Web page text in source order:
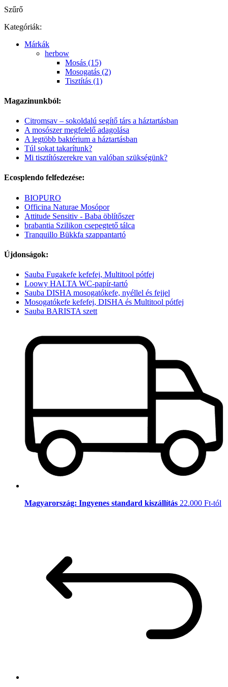
Szűrő
Kategóriák:
Márkák
herbow
Mosás (15)
Mosogatás (2)
Tisztítás (1)
Magazinunkból:
Citromsav – sokoldalú segítő társ a háztartásban
A mosószer megfelelő adagolása
A legtöbb baktérium a háztartásban
Túl sokat takarítunk?
Mi tisztítószerekre van valóban szükségünk?
Ecosplendo felfedezése:
BIOPURO
Officina Naturae Mosópor
Attitude Sensitiv - Baba öblítőszer
brabantia Szilikon csepegtető tálca
Tranquillo Bükkfa szappantartó
Újdonságok:
Sauba Fugakefe kefefej, Multitool pótfej
Loowy HALTA WC-papír-tartó
Sauba DISHA mosogatókefe, nyéllel és fejjel
Mosogatókefe kefefej, DISHA és Multitool pótfej
Sauba BARISTA szett
Magyarország: Ingyenes standard kiszállítás 22.000 Ft-tól